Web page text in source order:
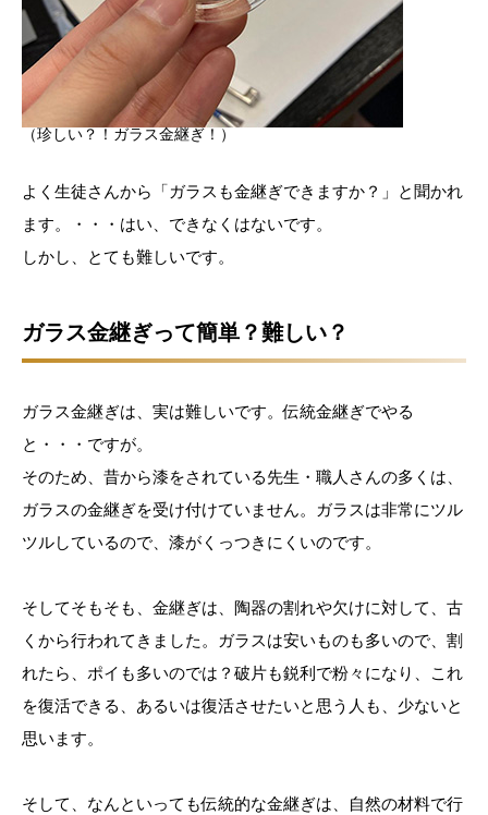
（珍しい？！ガラス金継ぎ！）
よく生徒さんから「ガラスも金継ぎできますか？」と聞かれ
ます。・・・はい、できなくはないです。
しかし、とても難しいです。
ガラス金継ぎって簡単？難しい？
ガラス金継ぎは、実は難しいです。伝統金継ぎでやる
と・・・ですが。
そのため、昔から漆をされている先生・職人さんの多くは、
ガラスの金継ぎを受け付けていません。ガラスは非常にツル
ツルしているので、漆がくっつきにくいのです。
そしてそもそも、金継ぎは、陶器の割れや欠けに対して、古
くから行われてきました。ガラスは安いものも多いので、割
れたら、ポイも多いのでは？破片も鋭利で粉々になり、これ
を復活できる、あるいは復活させたいと思う人も、少ないと
思います。
そして、なんといっても伝統的な金継ぎは、自然の材料で行